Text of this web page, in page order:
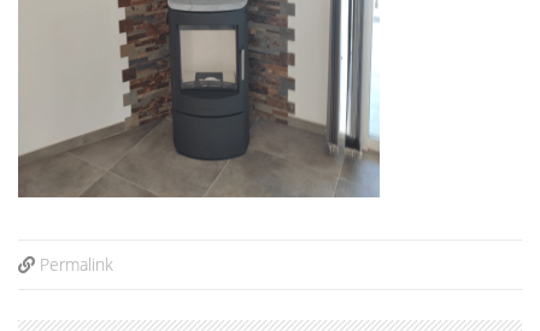
Permalink